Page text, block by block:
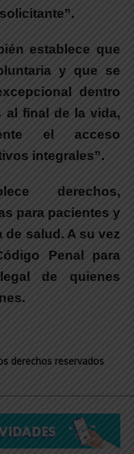
establece que
y que se
dentro
al final de la vida,
el acceso
integrales”.
derechos,
para pacientes y
salud. A su vez
Penal para
de quienes
derechos reservados